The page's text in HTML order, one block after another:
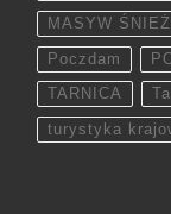
MASYW
Poczdam
TARNICA
turystyka